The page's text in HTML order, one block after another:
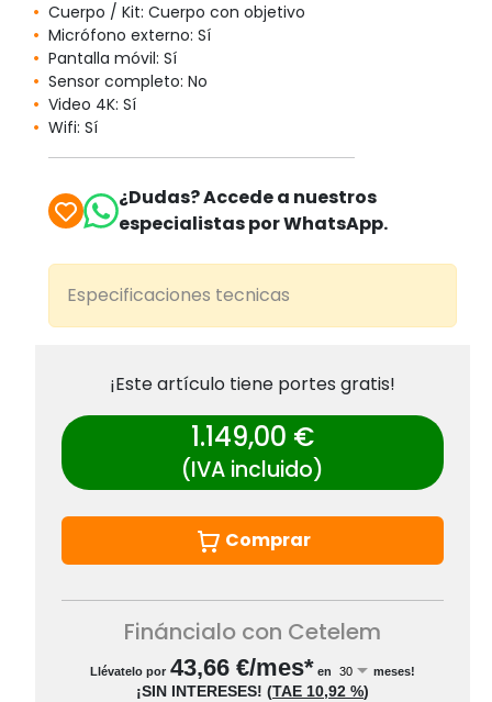
Cuerpo / Kit: Cuerpo con objetivo
Micrófono externo: Sí
Pantalla móvil: Sí
Sensor completo: No
Video 4K: Sí
Wifi: Sí
¿Dudas? Accede a nuestros
especialistas por WhatsApp.
Especificaciones tecnicas
¡Este artículo tiene portes gratis!
1.149,00 €
(IVA incluido)
Comprar
Fináncialo con Cetelem
Llévatelo por 43,66 €/mes* en meses!
¡SIN INTERESES! (TAE 10,92 %)